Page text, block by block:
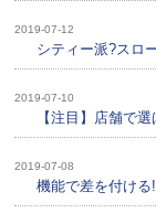
2019-07-12
シティー派?スロ
2019-07-10
【注目】店舗で
2019-07-08
機能で差を付け